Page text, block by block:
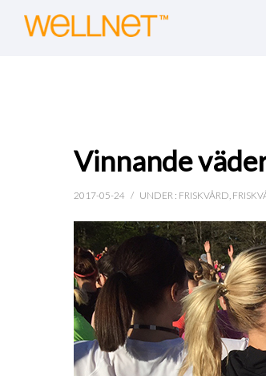
Vinnande
2017-05-24 / UNDER : FRISKVÅRD,